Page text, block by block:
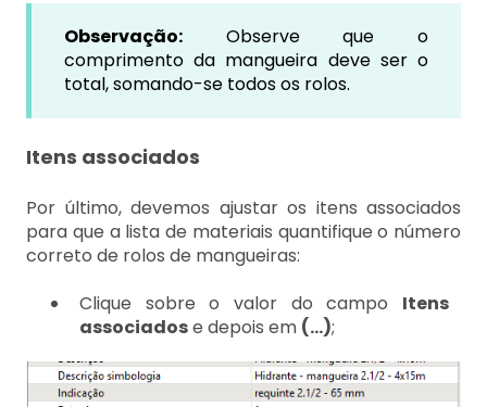
Observação: Observe que o
comprimento da mangueira deve ser o
total, somando-se todos os rolos.
Itens associados
Por último, devemos ajustar os itens associados
para que a lista de materiais quantifique o número
correto de rolos de mangueiras:
Clique sobre o valor do campo Itens
associadose depois em (...);